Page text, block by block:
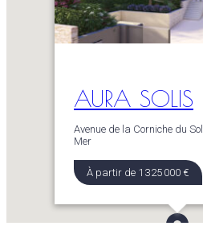
AURA SOLIS
Avenue de la Corniche du
Mer
À partir de 1 325 000 €